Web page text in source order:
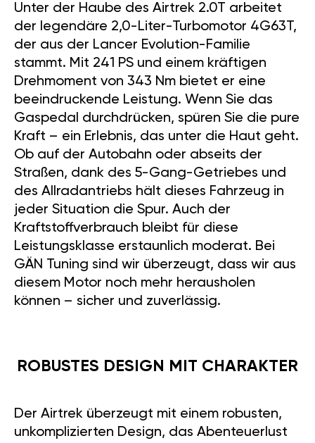
Unter der Haube des Airtrek 2.0T arbeitet
der legendäre 2,0-Liter-Turbomotor 4G63T,
der aus der Lancer Evolution-Familie
stammt. Mit 241 PS und einem kräftigen
Drehmoment von 343 Nm bietet er eine
beeindruckende Leistung. Wenn Sie das
Gaspedal durchdrücken, spüren Sie die pure
Kraft – ein Erlebnis, das unter die Haut geht.
Ob auf der Autobahn oder abseits der
Straßen, dank des 5-Gang-Getriebes und
des Allradantriebs hält dieses Fahrzeug in
jeder Situation die Spur. Auch der
Kraftstoffverbrauch bleibt für diese
Leistungsklasse erstaunlich moderat. Bei
GÄN Tuning sind wir überzeugt, dass wir aus
diesem Motor noch mehr herausholen
können – sicher und zuverlässig.
ROBUSTES DESIGN MIT CHARAKTER
Der Airtrek überzeugt mit einem robusten,
unkomplizierten Design, das Abenteuerlust